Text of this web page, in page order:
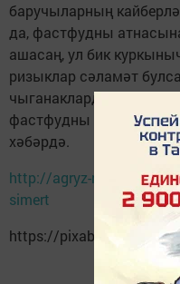
баручыларның
да, фастфудны
ашасаң, ул бик
ризыклар сәламәт
чыганаклардан зыянлы
фастфудны атнасына
хәбәрдә.
http://agryz-rt.ru/news/
simert
https://pixabay.com/